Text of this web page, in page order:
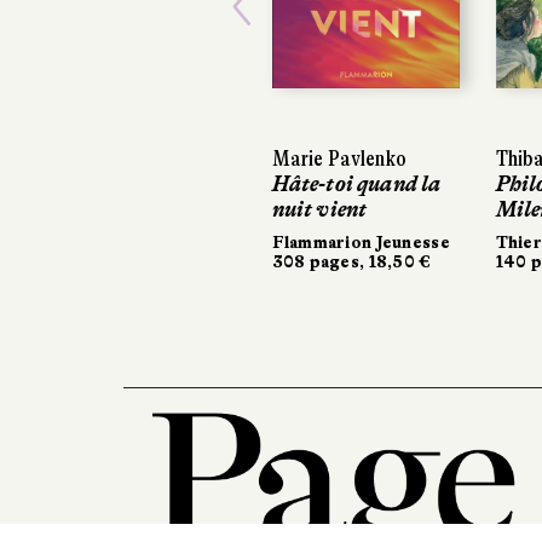
Thibault Bérard
Philomène et
Milena
Thierry Magnier
140 pages, 13,90 €
Thibault Bérard
Philomène et
Milena
Thierry Magnier
140 pages, 13,90 €
Previous